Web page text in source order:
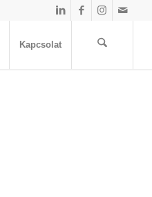
Kapcsolat